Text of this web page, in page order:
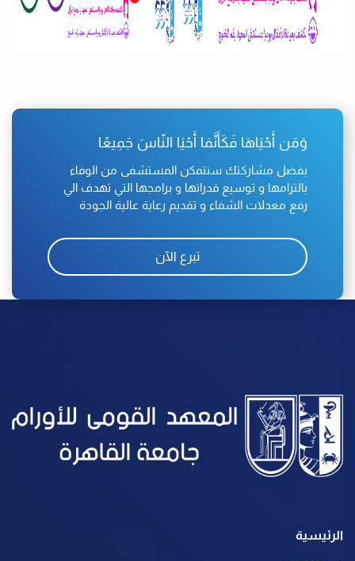
وَمَن أَحْيَاهَا فَكَأَنَّمَا أَحْيَا النّاسَ جَمِيعًا
بفضل مشاركتك ستتمكن المستشفى من الوفاء
بالتزامها و توسيع قدراتها و برامجها التي تهدف الي
رفع معدلات الشفاء و تقديم رعاية عالية الجودة
تبرع الآن
الرئيسية